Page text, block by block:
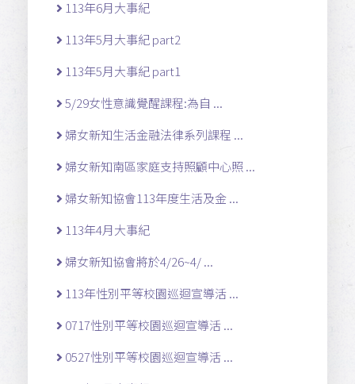
113年6月大事紀
113年5月大事紀 part2
113年5月大事紀 part1
5/29女性意識覺醒課程:為自 ...
婦女新知生活金融法律系列課程 ...
婦女新知南區家庭支持照顧中心照 ...
婦女新知協會113年度生活及金 ...
113年4月大事紀
婦女新知協會將於4/26~4/ ...
113年性別平等校園巡迴宣導活 ...
0717性別平等校園巡迴宣導活 ...
0527性別平等校園巡迴宣導活 ...